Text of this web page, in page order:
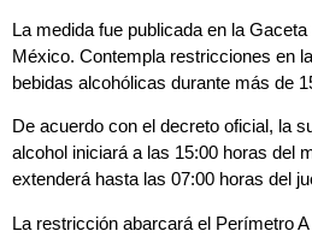
La medida fue publicada en la
México. Contempla restricciones en
bebidas alcohólicas durante más de
De acuerdo con el decreto oficial, la
alcohol iniciará a las 15:00 horas del
extenderá hasta las 07:00 horas del
La restricción abarcará el Perímetro